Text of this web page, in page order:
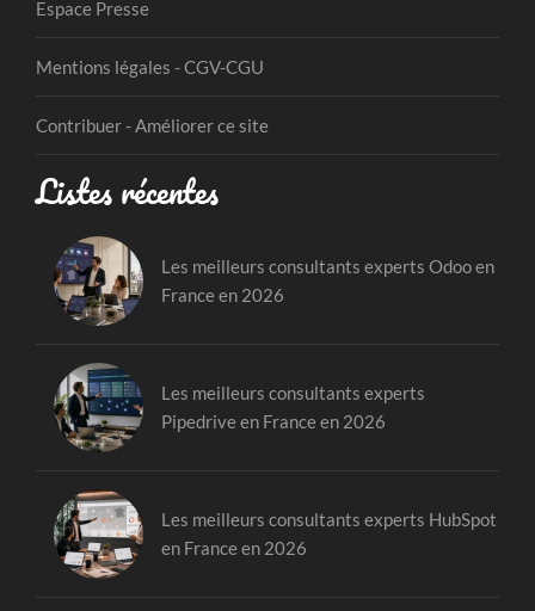
Espace Presse
Mentions légales - CGV-CGU
Contribuer - Améliorer ce site
Listes récentes
Les meilleurs consultants experts Odoo en
France en 2026
Les meilleurs consultants experts
Pipedrive en France en 2026
Les meilleurs consultants experts HubSpot
en France en 2026